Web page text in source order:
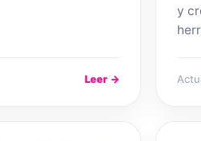
Leer →
y